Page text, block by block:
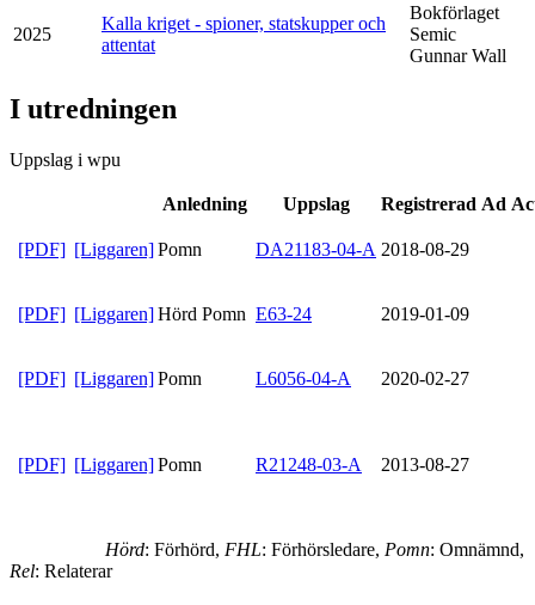
2025
Kalla kriget - spioner, statskupper och
attentat
Bokförlaget
Semic
Gunnar Wall
I utredningen
Uppslag i wpu
Anledning Uppslag Registrerad Ad
[PDF] [Liggaren]Pomn DA21183-04-A 2018-08-29
[PDF] [Liggaren]Hörd Pomn E63-24 2019-01-09
[PDF] [Liggaren]Pomn L6056-04-A 2020-02-27
[PDF] [Liggaren]Pomn R21248-03-A 2013-08-27
Hörd: Förhörd, FHL: Förhörsledare, Pomn: Omnämnd,
Rel: Relaterar